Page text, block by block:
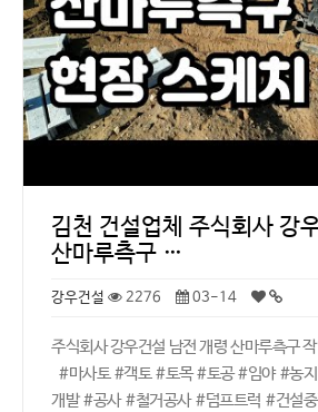
김천 건설업체 주식회사 강
산마루측구 …
강우건설 2276 03-14
주식회사 강우건설 남전 개령 산마루측구
#마사토 #객토 #토목 #토공 #임야 #농
개발 #공사 #철거공사 #덤프트럭 #건설